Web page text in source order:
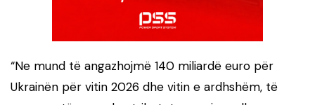
“Ne mund të angazhojmë 140 miliardë euro për
Ukrainën për vitin 2026 dhe vitin e ardhshëm, të